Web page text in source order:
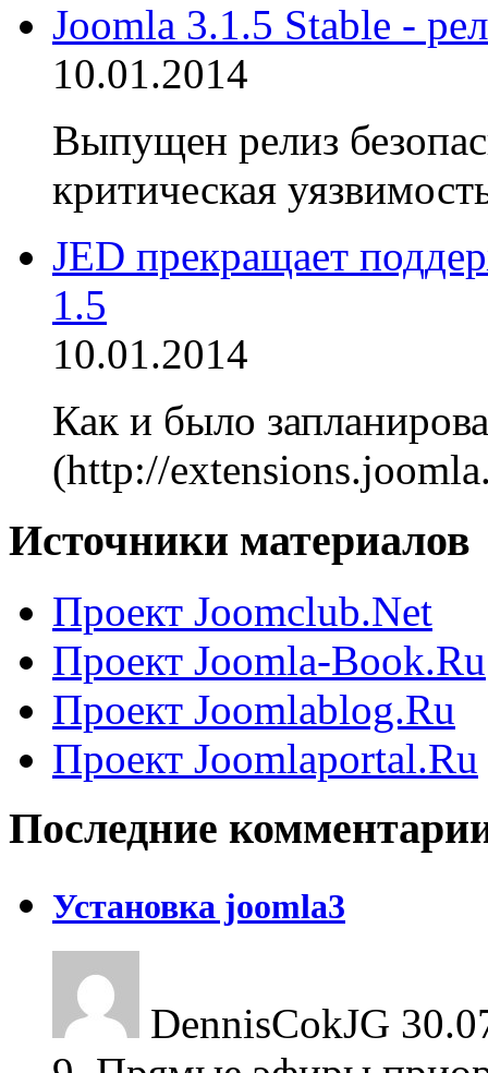
Joomla 3.1.5 Stable -
10.01.2014
Выпущен релиз
критическая
JED прекращает
1.5
10.01.2014
Как и было
(http://
Источники материалов
Проект Joomclub.Net
Проект Joomla-Book.Ru
Проект Joomlablog.Ru
Проект Joomlaportal.Ru
Последние
Установка joomla3
DennisCokJG